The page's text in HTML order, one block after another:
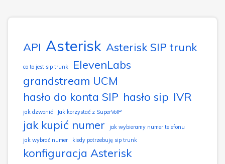
API Asterisk Asterisk SIP trunk
co to jest sip trunk
ElevenLabs
grandstream UCM
hasło do konta SIP hasło sip IVR
jak dzwonić Jak korzystać z SuperVoIP
jak kupić numer
jak wybieramy numer telefonu
jak wybrać numer
kiedy potrzebuję sip trunk
konfiguracja Asterisk